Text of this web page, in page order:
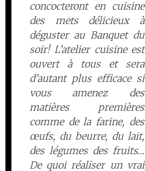
concocteront en cuisine
des mets délicieux à
déguster au Banquet du
soir! L’atelier cuisine est
ouvert à tous et sera
d’autant plus efficace si
vous amenez des
matières premières
comme de la farine, des
œufs, du beurre, du lait,
des légumes des fruits…
De quoi réaliser un vrai